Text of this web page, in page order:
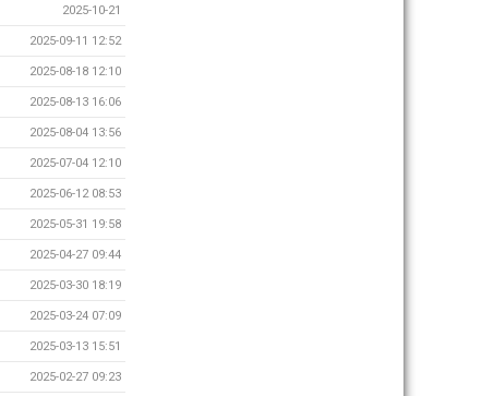
2025-10-21
2025-09-11 12:52
2025-08-18 12:10
2025-08-13 16:06
2025-08-04 13:56
2025-07-04 12:10
2025-06-12 08:53
2025-05-31 19:58
2025-04-27 09:44
2025-03-30 18:19
2025-03-24 07:09
2025-03-13 15:51
2025-02-27 09:23